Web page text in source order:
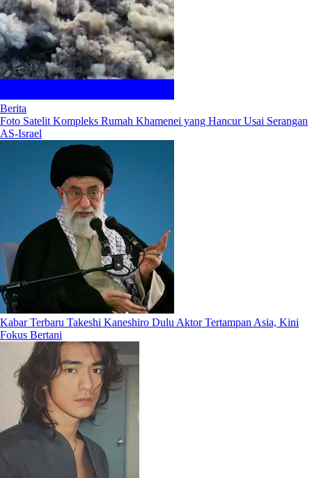
Berita
Foto Satelit Kompleks Rumah Khamenei yang Hancur Usai Serangan
AS-Israel
Kabar Terbaru Takeshi Kaneshiro Dulu Aktor Tertampan Asia, Kini
Fokus Bertani